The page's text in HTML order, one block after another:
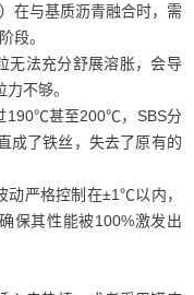
在与基质沥青融合时，需
段。
无法充分舒展溶胀，会导
不够。
190℃甚至200℃，SBS分
成了铁丝，失去了原有的
动严格控制在±1℃以内，
保其性能被100%激发出